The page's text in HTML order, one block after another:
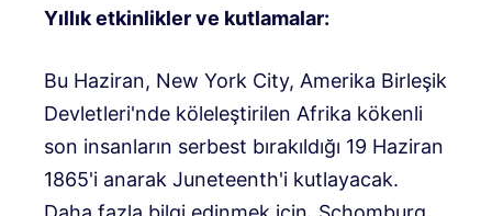
Yıllık etkinlikler ve kutlamalar:
Bu Haziran, New York City, Amerika Birleşik
Devletleri'nde köleleştirilen Afrika kökenli
son insanların serbest bırakıldığı 19 Haziran
1865'i anarak Juneteenth'i kutlayacak.